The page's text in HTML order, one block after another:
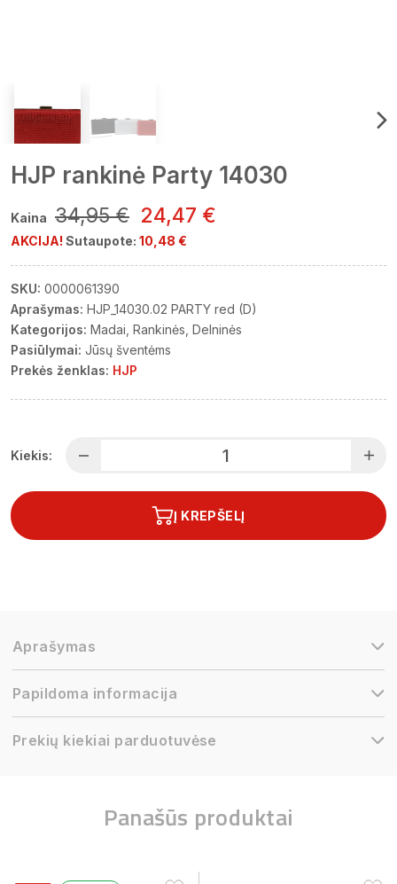
HJP rankinė Party 14030
Kaina 34,95 € 24,47 €
AKCIJA! Sutaupote: 10,48 €
SKU: 0000061390
Aprašymas: HJP_14030.02 PARTY red (D)
Kategorijos: Madai Rankinės Delninės
Pasiūlymai: Jūsų šventėms
Prekės ženklas: HJP
Kiekis:
Į KREPŠELĮ
Aprašymas
Papildoma informacija
Prekių kiekiai parduotuvėse
Panašūs produktai